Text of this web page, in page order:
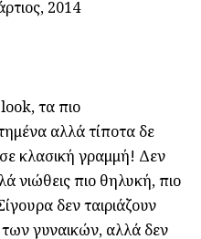
2014
τα πιο
αλλά τίποτα δε
κλασική γραμμή! Δεν
νιώθεις πιο θηλυκή, πιο
δεν ταιριάζουν
γυναικών, αλλά δεν